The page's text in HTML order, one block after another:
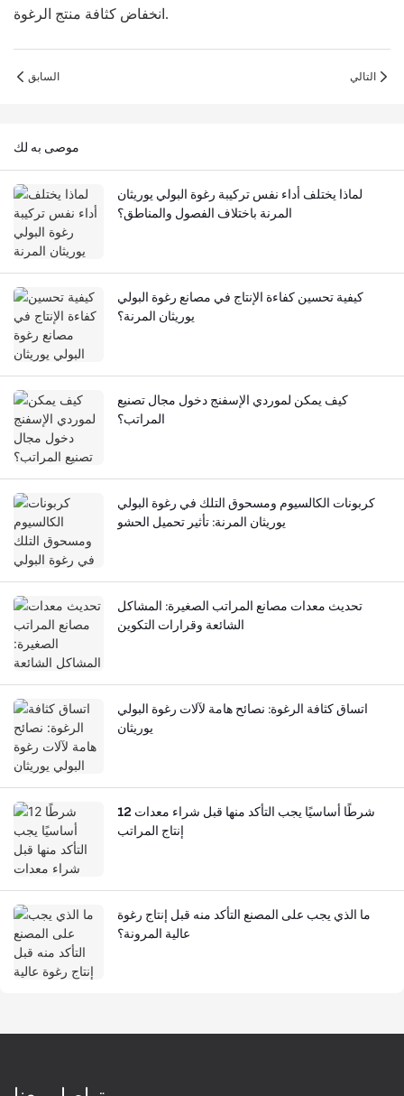
انخفاض كثافة منتج الرغوة.
السابق التالي
موصى به لك
لماذا يختلف أداء نفس تركيبة رغوة البولي يوريثان
المرنة باختلاف الفصول والمناطق؟
كيفية تحسين كفاءة الإنتاج في مصانع رغوة البولي
يوريثان المرنة؟
كيف يمكن لموردي الإسفنج دخول مجال تصنيع
المراتب؟
كربونات الكالسيوم ومسحوق التلك في رغوة البولي
يوريثان المرنة: تأثير تحميل الحشو
تحديث معدات مصانع المراتب الصغيرة: المشاكل
الشائعة وقرارات التكوين
اتساق كثافة الرغوة: نصائح هامة لآلات رغوة البولي
يوريثان
12 شرطًا أساسيًا يجب التأكد منها قبل شراء معدات
إنتاج المراتب
ما الذي يجب على المصنع التأكد منه قبل إنتاج رغوة
عالية المرونة؟